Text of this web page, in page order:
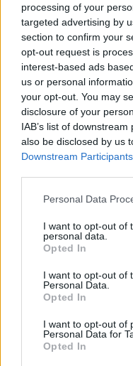
processing of your
targeted advertising by
section to confirm your
opt-out request is
interest-based ads
us or personal
your opt-out. You may
disclosure of your
IAB’s list of
also be disclosed by us
Downstream Participants
Please note that this
not limited to your visit
grant or deny consent
use your data for below
consent section.
Personal Data
I want to opt-out of
personal data.
Opted In
I want to opt-out of
Personal Data.
Opted In
I want to opt-out of
Personal Data for
Opted In
Ο Γιάννης Στάνκογλου
φωτογραφία του από
μακριά μαλλιά:
07.08.2026, 09:09
Games
Cut The Rope
ΔΕΙΤΕ ΟΛΑ ΤΑ
Best of